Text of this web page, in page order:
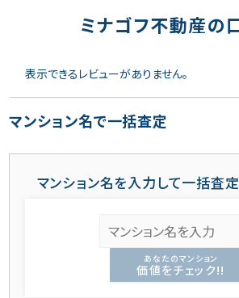
ミナゴフ不動産の
表示できるレビューがありません。
マンション名で一括査定
マンション名を入力して一括査定
あなたのマンション
価値をチェック!!